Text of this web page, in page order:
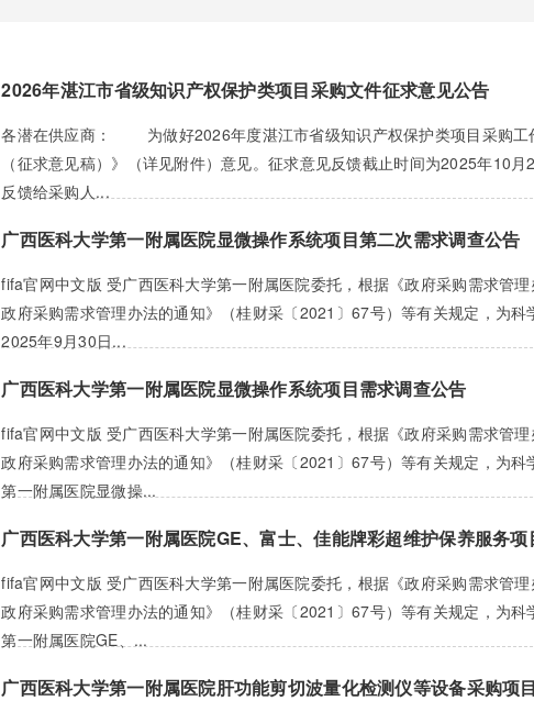
2026年湛江市省级知识产权保护类项目采购文件征求意见公告
各潜在供应商： 为做好2026年度湛江市省级知识产权保护类项目采购工
（征求意见稿）》（详见附件）意见。征求意见反馈截止时间为2025年10
反馈给采购人...
广西医科大学第一附属医院显微操作系统项目第二次需求调查公告
fifa官网中文版 受广西医科大学第一附属医院委托，根据《政府采购需求管
政府采购需求管理办法的通知》（桂财采〔2021〕67号）等有关规定，为
2025年9月30日...
广西医科大学第一附属医院显微操作系统项目需求调查公告
fifa官网中文版 受广西医科大学第一附属医院委托，根据《政府采购需求管
政府采购需求管理办法的通知》（桂财采〔2021〕67号）等有关规定，为
第一附属医院显微操...
广西医科大学第一附属医院GE、富士、佳能牌彩超维护保养服务
fifa官网中文版 受广西医科大学第一附属医院委托，根据《政府采购需求管
政府采购需求管理办法的通知》（桂财采〔2021〕67号）等有关规定，为
第一附属医院GE、...
广西医科大学第一附属医院肝功能剪切波量化检测仪等设备采购项